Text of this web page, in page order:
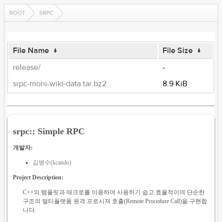
ROOT SRPC
File Name ↓ File Size ↓
release/
-
srpc-moni-wiki-data.tar.bz2
8.9 KiB
srpc:: Simple RPC
개발자:
김병수(kcando)
Project Description:
C++의 템플릿과 매크로를 이용하여 사용하기 쉽고 효율적이며 단순한
구조의 멀티플랫폼 원격 프로시져 호출(Remote Procedure Call)을 구현합
니다.